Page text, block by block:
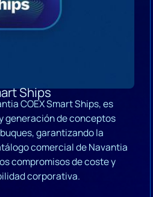
Ships
COEX Smart Ships, es
generación de conceptos
garantizando la
comercial de Navantia
compromisos de coste y
corporativa.